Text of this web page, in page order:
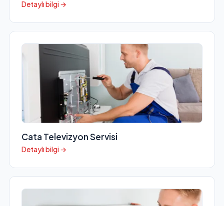
Detaylı bilgi →
Cata Televizyon Servisi
Detaylı bilgi →